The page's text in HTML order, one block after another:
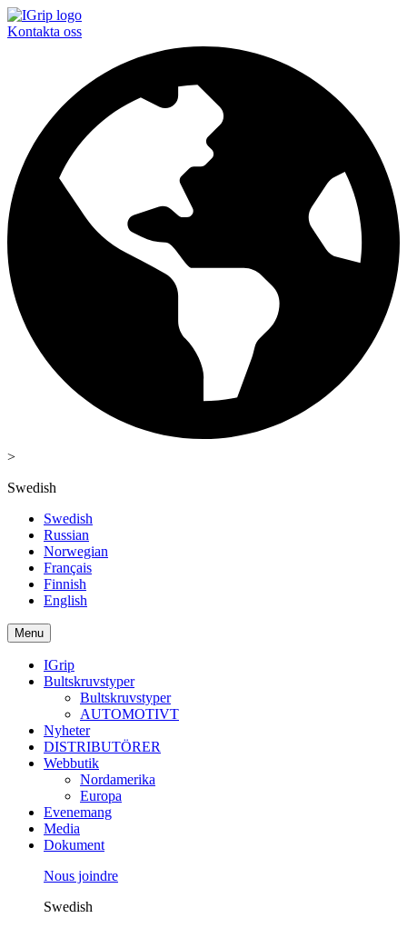
Kontakta oss
>
Swedish
Swedish
Russian
Norwegian
Français
Finnish
English
Menu
IGrip
Bultskruvstyper
Bultskruvstyper
AUTOMOTIVT
Nyheter
DISTRIBUTÖRER
Webbutik
Nordamerika
Europa
Evenemang
Media
Dokument
Nous joindre
Swedish